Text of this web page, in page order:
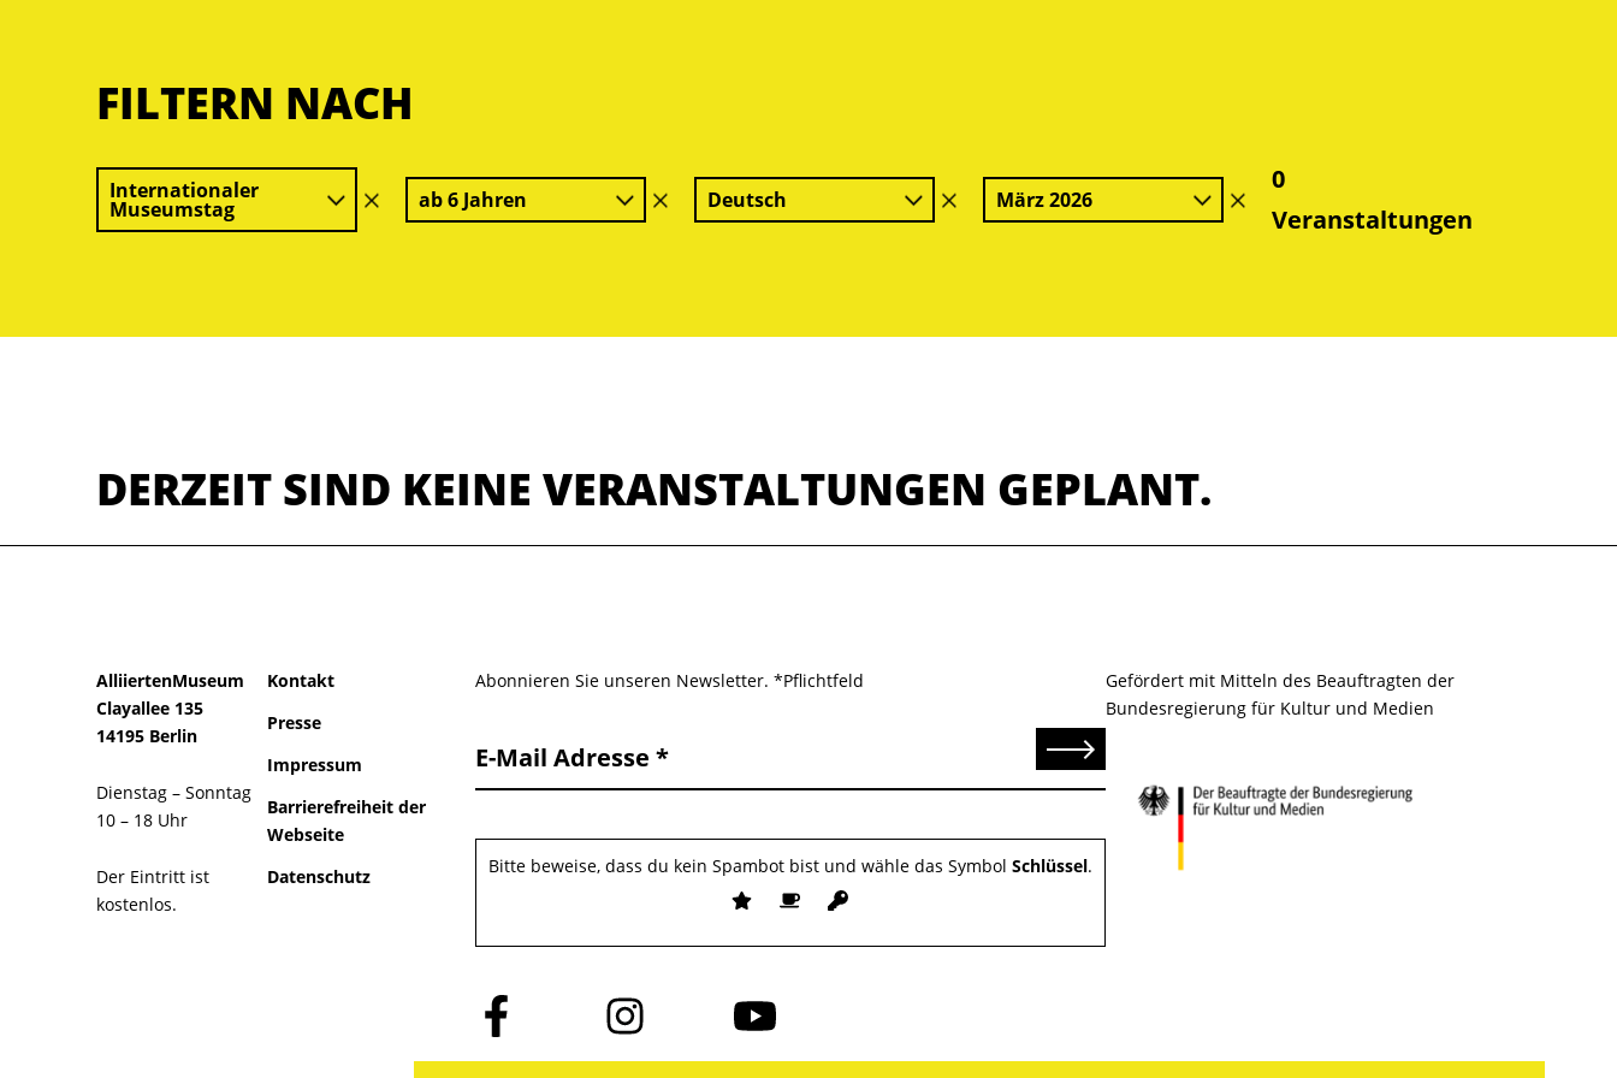
FILTERN NACH
Internationaler
Museumstag
Filter
löschen
ab 6 Jahren
Filter
löschen
Deutsch
Filter
löschen
März 2026
Filter
löschen
0
Veranstaltungen
DERZEIT SIND KEINE VERANSTALTUNGEN GEPLANT.
AlliiertenMuseum
Clayallee 135
14195 Berlin
Dienstag – Sonntag
10 – 18 Uhr
Der Eintritt ist
kostenlos.
Kontakt
Presse
Impressum
Barrierefreiheit der
Webseite
Datenschutz
Abonnieren Sie unseren Newsletter. *Pflichtfeld
E-Mail Adresse Senden
Bitte beweise, dass du kein Spambot bist und wähle das Symbol Schlüssel.
Folge
uns
auf
Folge
uns
auf
Folge
uns
auf
Gefördert mit Mitteln des Beauftragten der
Bundesregierung für Kultur und Medien